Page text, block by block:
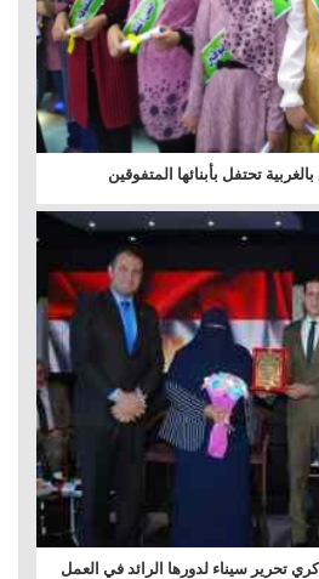
تحتفل بأبنائها المتفوقين
تحرير سيناء لدورها الرائد في العمل